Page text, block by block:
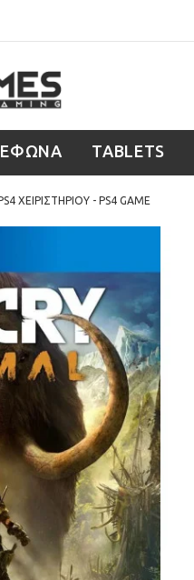
TABLETS
ΧΕΙΡΙΣΤΗΡΙΟΥ - PS4 GAME